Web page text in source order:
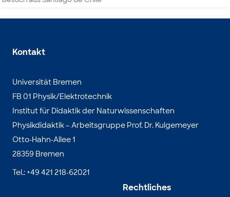
Kontakt
Universität Bremen
FB 01 Physik/Elektrotechnik
Institut für Didaktik der Naturwissenschaften
Physikdidaktik – Arbeitsgruppe Prof. Dr. Kulgemeyer
Otto-Hahn-Allee 1
28359 Bremen
Tel.: +49 421 218-62021
Rechtliches